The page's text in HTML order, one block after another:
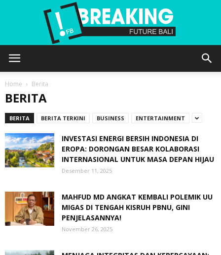
Home Berita
BERITA
BERITA BERITA TERKINI BUSINESS ENTERTAINMENT
INVESTASI ENERGI BERSIH INDONESIA DI
EROPA: DORONGAN BESAR KOLABORASI
INTERNASIONAL UNTUK MASA DEPAN HIJAU
Desember 11, 2025
MAHFUD MD ANGKAT KEMBALI POLEMIK UU
MIGAS DI TENGAH KISRUH PBNU, GINI
PENJELASANNYA!
November 26, 2025